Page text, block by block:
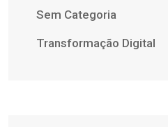
Sem Categoria
Transformação Digital